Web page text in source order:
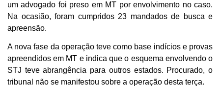
um advogado foi preso em MT por envolvimento no caso.
Na ocasião, foram cumpridos 23 mandados de busca e
apreensão.
A nova fase da operação teve como base indícios e provas
apreendidos em MT e indica que o esquema envolvendo o
STJ teve abrangência para outros estados. Procurado, o
tribunal não se manifestou sobre a operação desta terça.